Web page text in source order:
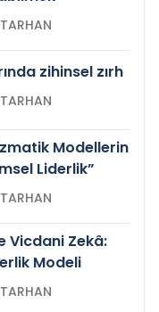
Prof.Dr. Nevzat TARHAN
zihinsel zırh
Prof.Dr. Nevzat TARHAN
Modellerin
Liderlik”
Prof.Dr. Nevzat TARHAN
Vicdani Zekâ:
Modeli
Prof.Dr. Nevzat TARHAN